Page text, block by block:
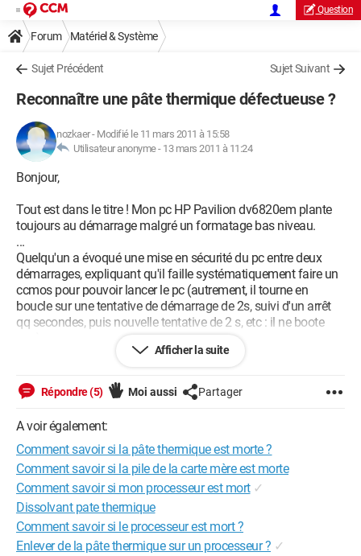
Question
Forum Matériel & Système
Sujet Précédent Sujet Suivant
Reconnaître une pâte thermique défectueuse ?
nozkaer- Modifié le 11 mars 2011 à 15:58
Utilisateur anonyme - 13 mars 2011 à 11:24
Bonjour,
Tout est dans le titre ! Mon pc HP Pavilion dv6820em plante
toujours au démarrage malgré un formatage bas niveau.
...
Quelqu'un a évoqué une mise en sécurité du pc entre deux
démarrages, expliquant qu'il faille systématiquement faire un
ccmos pour pouvoir lancer le pc (autrement, il tourne en
boucle sur une tentative de démarrage de 2s, suivi d'un arrêt
qq secondes, puis nouvelle tentative de 2 s, etc : il ne boote
thermique qui expliquait ses problèmes de démarrage...
...
De là à faire le lien, il n'y a qu'un pas, d'où ma question :
COMMENT reconnaître une pâte thermique défectueuse ?
...
En ôtant le DD, c'est la carte mère que l'on voit, il me semble...?
Et bien j'ai un truc marronnasse en lisière extérieure. J'ai une
photo, mais je n'arrive pas à la poster dans le présent
message (comment faire ?)...
...
Merci de m'éclairer : je n'en peux plus de ce pc qui refuse de
Afficher la suite
Répondre (5) Moi aussi Partager
A voir également:
Comment savoir si la pâte thermique est morte ?
Comment savoir si la pile de la carte mère est morte
Comment savoir si mon processeur est mort ✓
Dissolvant pate thermique
Comment savoir si le processeur est mort ?
Enlever de la pâte thermique sur un processeur ? ✓